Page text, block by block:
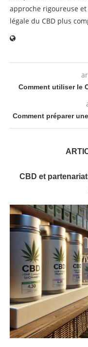
approche rigoureuse
légale du CBD plus
Comment utiliser le
Comment préparer
CBD et